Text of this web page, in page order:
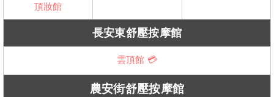
頂妝館
長安東舒壓按摩館
雲頂館 💳
農安街舒壓按摩館